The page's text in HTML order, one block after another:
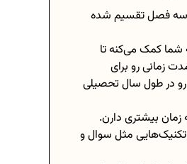
سه فصل تقسیم شده
شما کمک می‌کنه تا
زمانی رو برای
رو در طول سال تحصیلی
بیشتری دارن.
مثل سوال و